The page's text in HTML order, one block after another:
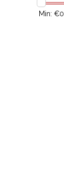
Min: €0